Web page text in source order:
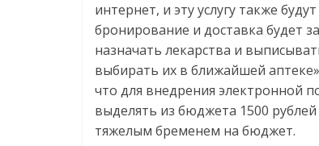
интернет, и эту услугу также
бронирование и доставка будет
назначать лекарства и
выбирать их в ближайшей
что для внедрения электронной
выделять из бюджета 1500
тяжелым бременем на бюджет.